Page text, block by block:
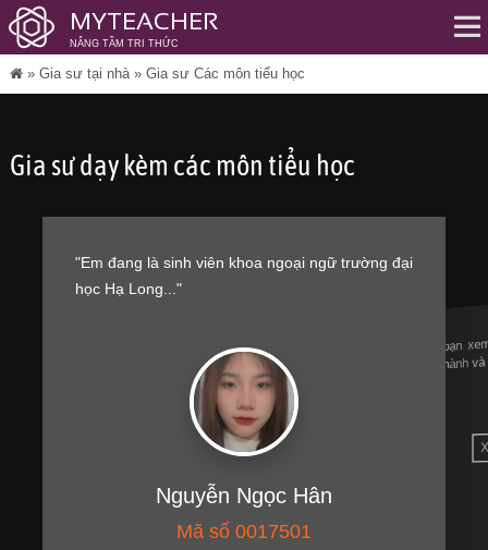
MYTEACHER
NÂNG TẦM TRI THỨC
» Gia sư tại nhà» Gia sư Các môn tiểu học
Gia sư dạy kèm các môn tiểu học
"Em đang là sinh viên khoa ngoại ngữ trường đại
học Hạ Long..."
Nguyễn Ngọc Hân
Mã số 0017501
Mới bạn
tỉnh thành